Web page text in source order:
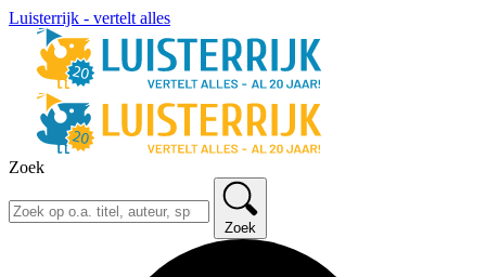
Luisterrijk - vertelt alles
Zoek
Zoek